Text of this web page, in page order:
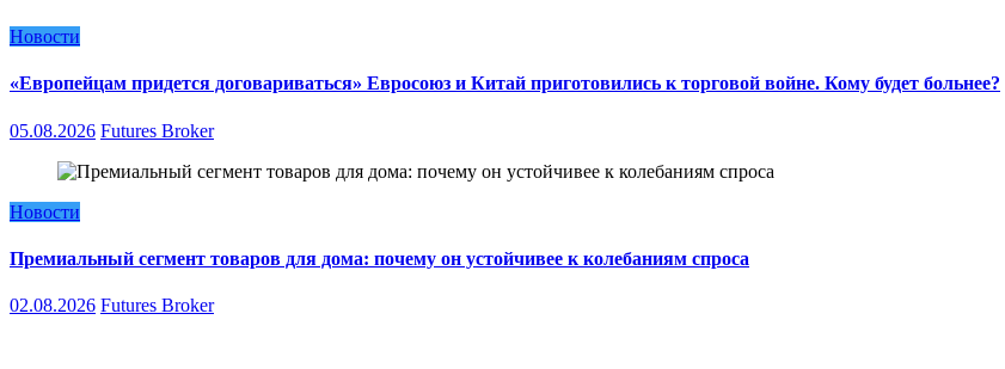
Новости
«Европейцам придется договариваться» Евросоюз и Китай приготовились к торговой войне. Кому будет больнее?
05.08.2026 Futures Broker
Новости
Премиальный сегмент товаров для дома: почему он устойчивее к колебаниям спроса
02.08.2026 Futures Broker